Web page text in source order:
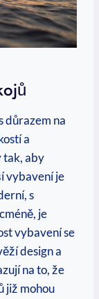
důrazem na
a
tak, aby
vybavení je
s
je
vybavení se
design a
na to, že
již mohou